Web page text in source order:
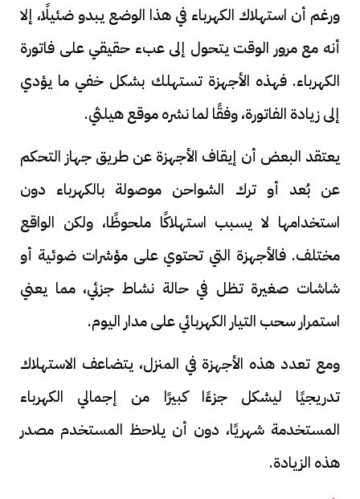
ورغم أن استهلاك الكهرباء في هذا الوضع يبدو ضئيلًا، إلا
أنه مع مرور الوقت يتحول إلى عبء حقيقي على فاتورة
الكهرباء. فهذه الأجهزة تستهلك بشكل خفي ما يؤدي
إلى زيادة الفاتورة، وفقًا لما نشره موقع هيلثي.
يعتقد البعض أن إيقاف الأجهزة عن طريق جهاز التحكم
عن بُعد أو ترك الشواحن موصولة بالكهرباء دون
استخدامها لا يسبب استهلاكًا ملحوظًا، ولكن الواقع
مختلف. فالأجهزة التي تحتوي على مؤشرات ضوئية أو
شاشات صغيرة تظل في حالة نشاط جزئي، مما يعني
استمرار سحب التيار الكهربائي على مدار اليوم.
ومع تعدد هذه الأجهزة في المنزل، يتضاعف الاستهلاك
تدريجيًا ليشكل جزءًا كبيرًا من إجمالي الكهرباء
المستخدمة شهريًا، دون أن يلاحظ المستخدم مصدر
هذه الزيادة.